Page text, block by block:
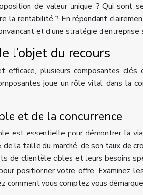
de valeur unique ? Qui sont
rentabilité ? En répondant
et d’une stratégie d’entreprise
l’objet du recours
plusieurs composantes clés
joue un rôle vital dans la
et de la concurrence
est essentielle pour démontrer la
la taille du marché, de son taux de
de clientèle cibles et leurs besoins
positionner votre offre. Examinez
comment vous comptez vous